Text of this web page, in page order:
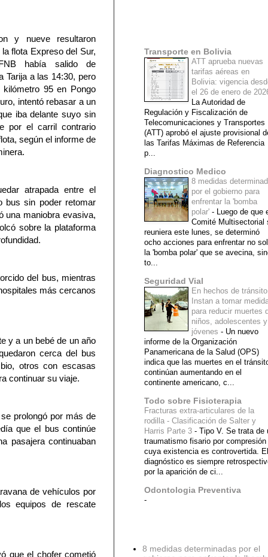
y nueve resultaron
flota Expreso del Sur,
había salido de
Tarija a las 14:30, pero
95 en Pongo
intentó rebasar a un
iba delante suyo sin
por el carril contrario
según el informe de
atrapada entre el
bus sin poder retomar
una maniobra evasiva,
sobre la plataforma
del bus, mientras
más cercanos
y a un bebé de un año
cerca del bus
otros con escasas
continuar su viaje.
prolongó por más de
que el bus continúe
pasajera continuaban
de vehículos por
equipos de rescate
que el chofer cometió
Transporte en Bolivia
ATT aprueba nuevas
tarifas aéreas en
Bolivia: vigencia
el 26 de enero de
La Autoridad de
Regulación y Fiscalización de
Telecomunicaciones y Transportes
(ATT) aprobó el ajuste provisional
las Tarifas Máximas de Referencia
p...
Diagnostico Medico
8 medidas
por el gobierno para
enfrentar la 'bomba
polar' - Luego de que
Comité Multisectorial
reuniera este lunes, se determinó
ocho acciones para enfrentar no
la 'bomba polar' que se avecina,
to...
Seguridad Vial
En hechos de tránsito
Instan a tomar
para reducir muertes
niños, adolescentes y
jóvenes - Un nuevo
informe de la Organización
Panamericana de la Salud (OPS)
indica que las muertes en el
continúan aumentando en el
continente americano, c...
Todo sobre Fisioterapia
Fracturas extra-articulares de la
rodilla - Clasificación de Salter y
Harris Parte 3 - Tipo V. Se trata de
traumatismo fisario por compresión
cuya existencia es controvertida. El
diagnóstico es siempre
por la aparición de ci...
Odontologia Preventiva
-
8 medidas determinadas por el